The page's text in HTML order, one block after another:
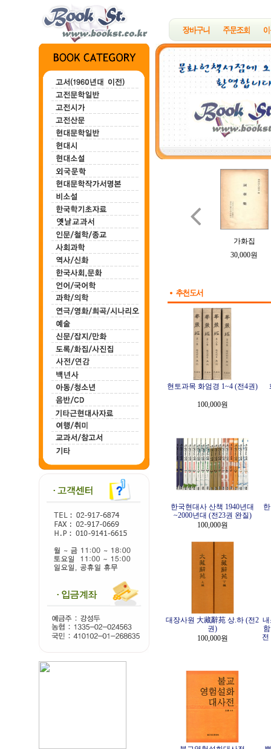
한하운시초
200,000원
정지용시집
700,000원
가화집
30,000원

현토과목 화엄경 1~4 (전4권)
100,000원
한국현대사 산책 1940년대
~2000년대 (전23권 완질)
100,000원
대장사원 大藏辭苑 상.하 (전2
권)
100,000원
내
전